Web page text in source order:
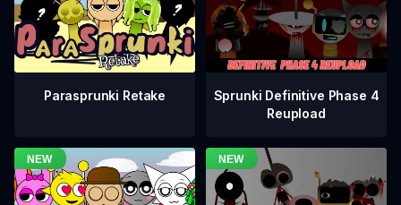
Parasprunki Retake
Sprunki Definitive Phase 4
Reupload